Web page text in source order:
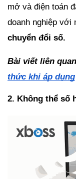
mở và điện toán
chuyển đổi số.
Bài viết liên
thức khi áp dụng
2. Không thể số